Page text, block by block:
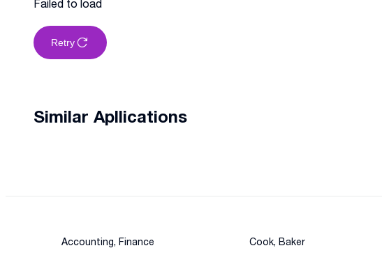
Failed to load
Retry
Similar Apllications
Accounting, Finance
Cook, Baker